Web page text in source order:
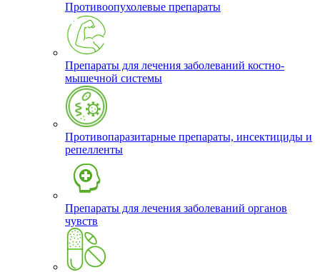
Противоопухолевые препараты
Препараты для лечения заболеваний костно-
мышечной системы
Противопаразитарные препараты, инсектициды и
репелленты
Препараты для лечения заболеваний органов
чувств